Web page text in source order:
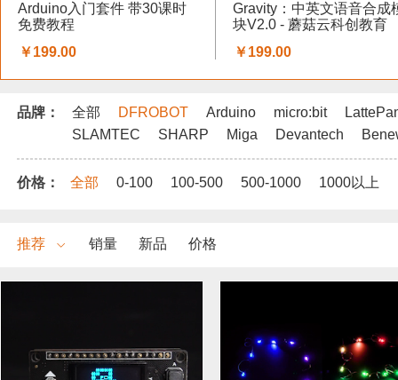
Arduino入门套件 带30课时
免费教程
￥199.00
Gravity：中英文语音合成
块V2.0 - 蘑菇云科创教育
￥199.00
品牌： 全部 DFROBOT Arduino micro:bit
SLAMTEC
SHARP Miga Devantech
价格： 全部 0-100 100-500 500-1000 1000以上
推荐 销量 新品 价格